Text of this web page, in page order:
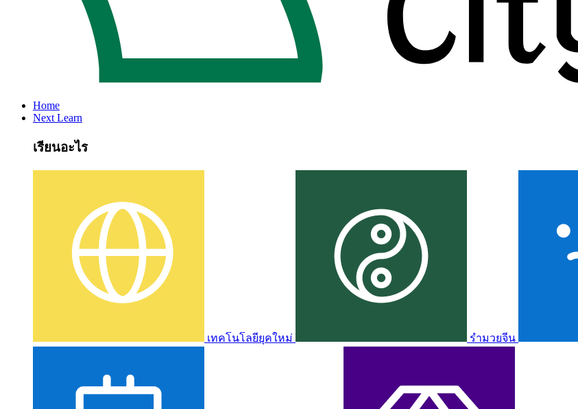
Home
Next Learn
เรียนอะไร
เทคโนโลยียุคใหม่ รำมวยจีน